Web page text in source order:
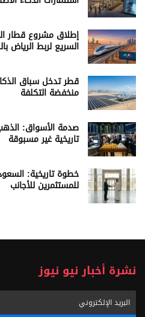
إطلاق مشروع قطار
السريع لربط الرياض
قطر تدخل سباق
منخفضة التكلفة
صدمة الأسواق:
تاريخية غير مسبوقة
خطوة تاريخية:
للمستثمرين للأجانب
نشرة أخبار نيو نيوز